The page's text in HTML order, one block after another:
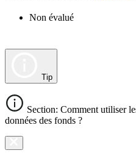
Non évalué
Tip
Section: Comment utiliser
données des fonds ?